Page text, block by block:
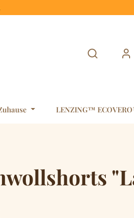
LENZING™